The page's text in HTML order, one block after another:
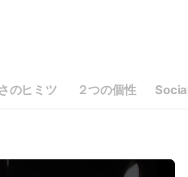
のヒミツ ２つの個性